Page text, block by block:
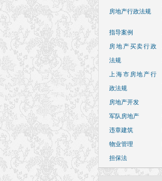
房地产行政法规
指导案例
房地产买卖行政
法规
上海市房地产行
政法规
房地产开发
军队房地产
违章建筑
物业管理
担保法